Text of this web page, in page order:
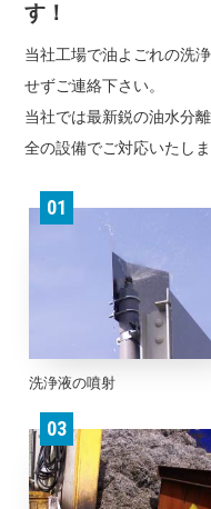
す！
当社工場で油よごれの洗
せずご連絡下さい。
当社では最新鋭の油水分
全の設備でご対応いたしま
01
洗浄液の噴射
03